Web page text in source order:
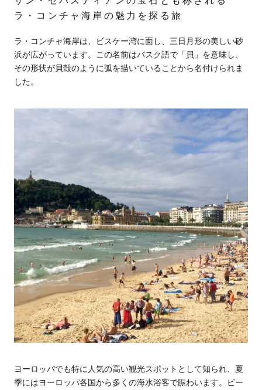
ラ・コンチャ海岸の魅力を探る旅
ラ・コンチャ海岸は、ビスケー湾に面し、三日月形の美しい砂
浜が広がっています。この名前はバスク語で「貝」を意味し、
その形状が貝殻のように弧を描いていることから名付けられま
した。
ヨーロッパでも特に人気の高い観光スポットとして知られ、夏
季にはヨーロッパ各国から多くの海水浴客で賑わいます。ビー